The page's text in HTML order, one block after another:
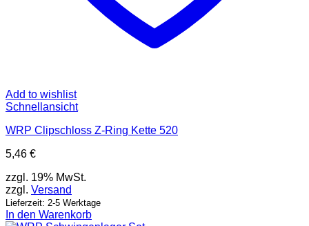
Add to wishlist
Schnellansicht
WRP Clipschloss Z-Ring Kette 520
5,46 €
zzgl. 19% MwSt.
zzgl. Versand
Lieferzeit: 2-5 Werktage
In den Warenkorb